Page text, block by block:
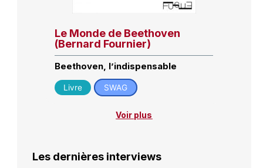
Le Monde de Beethoven
(Bernard Fournier)
Beethoven, l’indispensable
Livre SWAG
Voir plus
Les dernières interviews